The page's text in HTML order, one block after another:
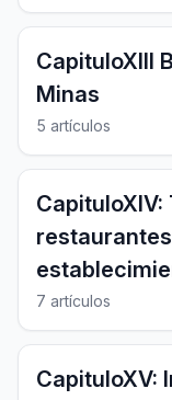
CapituloXIII
Minas
5 artículos
7 artículos
CapituloXV: